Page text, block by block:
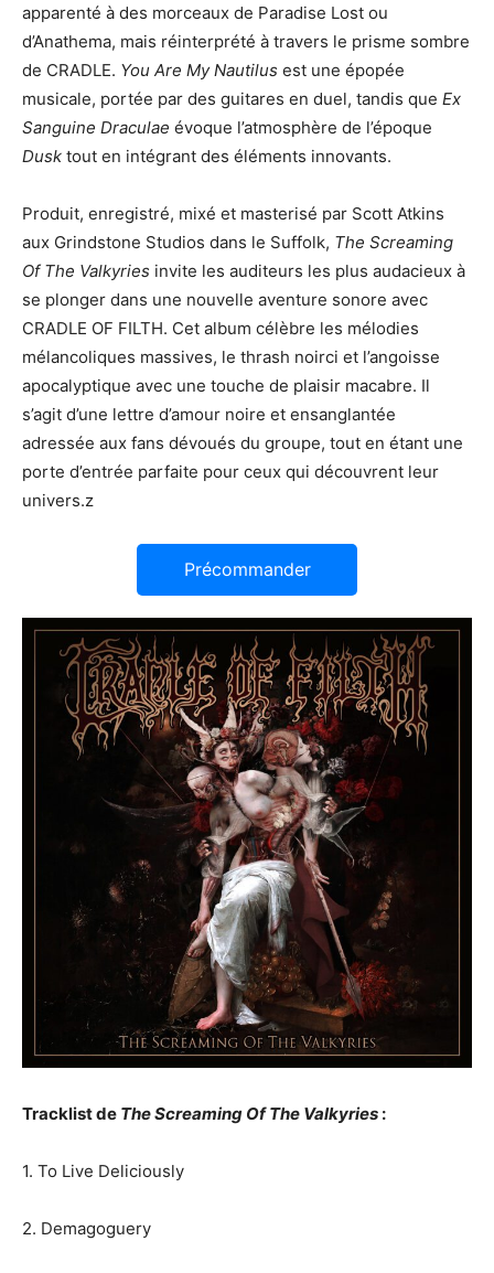
apparenté à des morceaux de Paradise Lost ou
d’Anathema, mais réinterprété à travers le prisme sombre
de CRADLE. You Are My Nautilus est une épopée
musicale, portée par des guitares en duel, tandis que Ex
Sanguine Draculae évoque l’atmosphère de l’époque
Dusk tout en intégrant des éléments innovants.
Produit, enregistré, mixé et masterisé par Scott Atkins
aux Grindstone Studios dans le Suffolk, The Screaming
Of The Valkyries invite les auditeurs les plus audacieux à
se plonger dans une nouvelle aventure sonore avec
CRADLE OF FILTH. Cet album célèbre les mélodies
mélancoliques massives, le thrash noirci et l’angoisse
apocalyptique avec une touche de plaisir macabre. Il
s’agit d’une lettre d’amour noire et ensanglantée
adressée aux fans dévoués du groupe, tout en étant une
porte d’entrée parfaite pour ceux qui découvrent leur
univers.z
Précommander
Tracklist de The Screaming Of The Valkyries :
1. To Live Deliciously
2. Demagoguery